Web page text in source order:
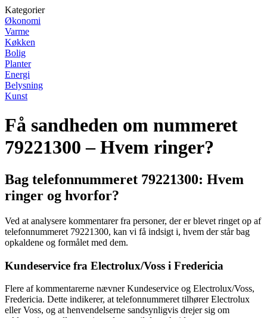
Kategorier
Økonomi
Varme
Køkken
Bolig
Planter
Energi
Belysning
Kunst
Få sandheden om nummeret
79221300 – Hvem ringer?
Bag telefonnummeret 79221300: Hvem
ringer og hvorfor?
Ved at analysere kommentarer fra personer, der er blevet ringet op af
telefonnummeret 79221300, kan vi få indsigt i, hvem der står bag
opkaldene og formålet med dem.
Kundeservice fra Electrolux/Voss i Fredericia
Flere af kommentarerne nævner Kundeservice og Electrolux/Voss,
Fredericia. Dette indikerer, at telefonnummeret tilhører Electrolux
eller Voss, og at henvendelserne sandsynligvis drejer sig om